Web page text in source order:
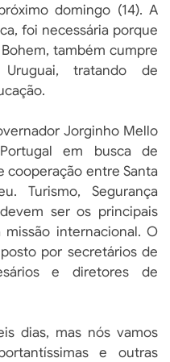
domingo (14). A
foi necessária porque
também cumpre
tratando de
Jorginho Mello
em busca de
cooperação entre Santa
Turismo, Segurança
ser os principais
internacional. O
por secretários de
e diretores de
dias, mas nós vamos
e outras